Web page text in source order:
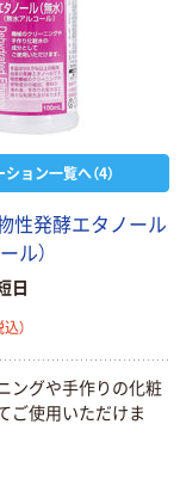
ョン一覧へ（4）
性発酵エタノール
ル）
日
込）
ングや手作りの化粧
ご使用いただけま